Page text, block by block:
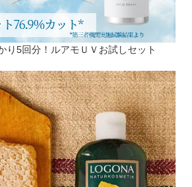
り5回分！ルアモＵＶお試しセット